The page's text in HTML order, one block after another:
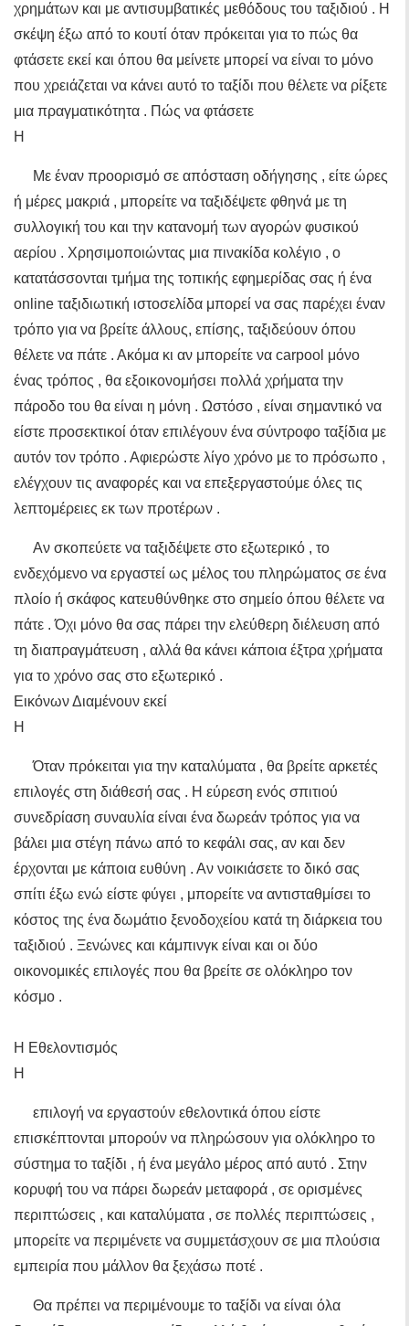
χρημάτων και με αντισυμβατικές μεθόδους του ταξιδιού . Η
σκέψη έξω από το κουτί όταν πρόκειται για το πώς θα
φτάσετε εκεί και όπου θα μείνετε μπορεί να είναι το μόνο
που χρειάζεται να κάνει αυτό το ταξίδι που θέλετε να ρίξετε
μια πραγματικότητα . Πώς να φτάσετε
Η
Με έναν προορισμό σε απόσταση οδήγησης , είτε ώρες
ή μέρες μακριά , μπορείτε να ταξιδέψετε φθηνά με τη
συλλογική του και την κατανομή των αγορών φυσικού
αερίου . Χρησιμοποιώντας μια πινακίδα κολέγιο , ο
κατατάσσονται τμήμα της τοπικής εφημερίδας σας ή ένα
online ταξιδιωτική ιστοσελίδα μπορεί να σας παρέχει έναν
τρόπο για να βρείτε άλλους, επίσης, ταξιδεύουν όπου
θέλετε να πάτε . Ακόμα κι αν μπορείτε να carpool μόνο
ένας τρόπος , θα εξοικονομήσει πολλά χρήματα την
πάροδο του θα είναι η μόνη . Ωστόσο , είναι σημαντικό να
είστε προσεκτικοί όταν επιλέγουν ένα σύντροφο ταξίδια με
αυτόν τον τρόπο . Αφιερώστε λίγο χρόνο με το πρόσωπο ,
ελέγχουν τις αναφορές και να επεξεργαστούμε όλες τις
λεπτομέρειες εκ των προτέρων .
Αν σκοπεύετε να ταξιδέψετε στο εξωτερικό , το
ενδεχόμενο να εργαστεί ως μέλος του πληρώματος σε ένα
πλοίο ή σκάφος κατευθύνθηκε στο σημείο όπου θέλετε να
πάτε . Όχι μόνο θα σας πάρει την ελεύθερη διέλευση από
τη διαπραγμάτευση , αλλά θα κάνει κάποια έξτρα χρήματα
για το χρόνο σας στο εξωτερικό .
Εικόνων Διαμένουν εκεί
Η
Όταν πρόκειται για την καταλύματα , θα βρείτε αρκετές
επιλογές στη διάθεσή σας . Η εύρεση ενός σπιτιού
συνεδρίαση συναυλία είναι ένα δωρεάν τρόπος για να
βάλει μια στέγη πάνω από το κεφάλι σας, αν και δεν
έρχονται με κάποια ευθύνη . Αν νοικιάσετε το δικό σας
σπίτι έξω ενώ είστε φύγει , μπορείτε να αντισταθμίσει το
κόστος της ένα δωμάτιο ξενοδοχείου κατά τη διάρκεια του
ταξιδιού . Ξενώνες και κάμπινγκ είναι και οι δύο
οικονομικές επιλογές που θα βρείτε σε ολόκληρο τον
κόσμο .
Η Εθελοντισμός
Η
επιλογή να εργαστούν εθελοντικά όπου είστε
επισκέπτονται μπορούν να πληρώσουν για ολόκληρο το
σύστημα το ταξίδι , ή ένα μεγάλο μέρος από αυτό . Στην
κορυφή του να πάρει δωρεάν μεταφορά , σε ορισμένες
περιπτώσεις , και καταλύματα , σε πολλές περιπτώσεις ,
μπορείτε να περιμένετε να συμμετάσχουν σε μια πλούσια
εμπειρία που μάλλον θα ξεχάσω ποτέ .
Θα πρέπει να περιμένουμε το ταξίδι να είναι όλα